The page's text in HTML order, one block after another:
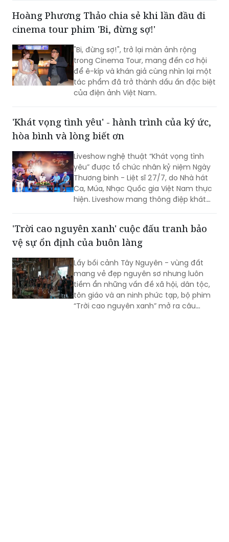
"Bi, đừng sợ!", trở lại màn ảnh rộng
trong Cinema Tour, mang đến cơ hội
để ê-kíp và khán giả cùng nhìn lại một
tác phẩm đã trở thành dấu ấn đặc biệt
của điện ảnh Việt Nam.
'Khát vọng tình yêu' - hành trình của ký ức,
Liveshow nghệ thuật “Khát vọng tình
yêu” được tổ chức nhân kỷ niệm Ngày
Thương binh - Liệt sĩ 27/7, do Nhà hát
Ca, Múa, Nhạc Quốc gia Việt Nam thực
hiện. Liveshow mang thông điệp khát
vọng về tình yêu đôi lứa, hạnh phúc gia
đình, tình yêu con người và quê hương,
đất nước. Đó còn là khát vọng hòa
đã ngã xuống vì độc lập, tự do của Tổ
quốc.
'Trời cao nguyên xanh' cuộc đấu tranh bảo
Lấy bối cảnh Tây Nguyên - vùng đất
mang vẻ đẹp nguyên sơ nhưng luôn
tiềm ẩn những vấn đề xã hội, dân tộc,
tôn giáo và an ninh phức tạp, bộ phim
“Trời cao nguyên xanh” mở ra câu
chuyện nhiều tầng lớp về cuộc đấu
tranh bảo vệ sự ổn định của buôn làng
trước những âm mưu kích động, chia rẽ